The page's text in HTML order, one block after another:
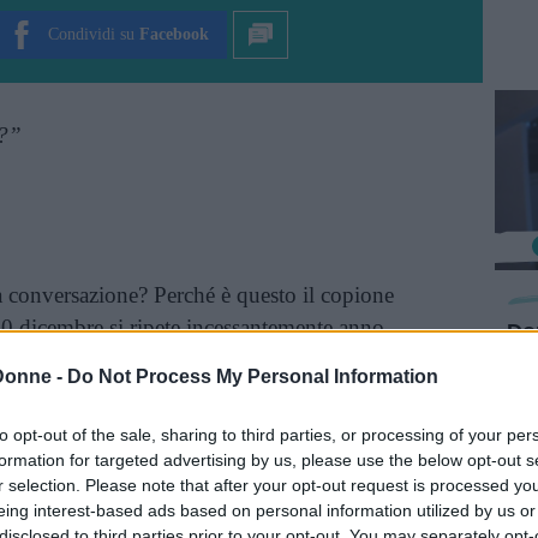
- Do Not Process My Personal Information
opt-out of the sale, sharing to third parties, or processing of your
for targeted advertising by us, please use the below opt-out
selection. Please note that after your opt-out request is processed
interest-based ads based on personal information utilized by us
Condividi su Facebook
Perché è questo il copione
dicembre si ripete incessantemente anno
settimane anche, i mesi scorrono e alla fine ci
pugno di mosche in mano.
unultimo dell’annoal caldo, e ci
organizzare unacena al ristorante. Ed ecco
festa tra amici, con trenino e buoni